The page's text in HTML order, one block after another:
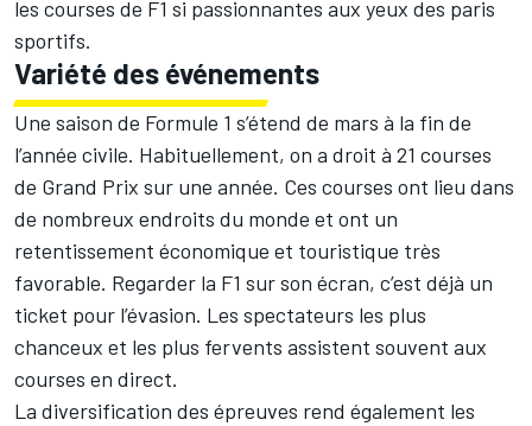
les courses de F1 si passionnantes aux yeux des paris
sportifs.
Variété des événements
Une saison de Formule 1 s’étend de mars à la fin de
l’année civile. Habituellement, on a droit à 21 courses
de Grand Prix sur une année. Ces courses ont lieu dans
de nombreux endroits du monde et ont un
retentissement économique et touristique très
favorable. Regarder la F1 sur son écran, c’est déjà un
ticket pour l’évasion. Les spectateurs les plus
chanceux et les plus fervents assistent souvent aux
courses en direct.
La diversification des épreuves rend également les